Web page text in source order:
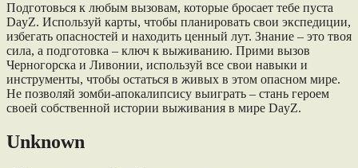
Подготовься к любым вызовам, которые бросает тебе пуста
DayZ. Используй карты, чтобы планировать свои экспедиции,
избегать опасностей и находить ценный лут. Знание – это твоя
сила, а подготовка – ключ к выживанию. Прими вызов
Черногорска и Ливонии, используй все свои навыки и
инструменты, чтобы остаться в живых в этом опасном мире.
Не позволяй зомби-апокалипсису выиграть – стань героем
своей собственной истории выживания в мире DayZ.
Unknown